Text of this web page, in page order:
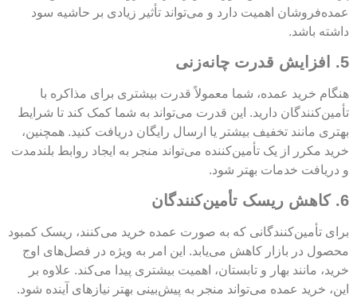
عمده‌فروشان اهمیت دارد و می‌تواند تأثیر زیادی بر حاشیه سود
داشته باشد.
5. افزایش قدرت چانه‌زنی
هنگام خرید عمده، شما معمولاً قدرت بیشتری برای مذاکره با
تأمین‌کنندگان دارید. این قدرت می‌تواند به شما کمک کند تا شرایط
بهتری مانند تخفیف بیشتر یا ارسال رایگان دریافت کنید. همچنین،
خرید مکرر از یک تأمین‌کننده می‌تواند منجر به ایجاد روابط بلندمدت
و دریافت خدمات بهتر شود.
6. کاهش ریسک تأمین‌کنندگان
برای تأمین‌کنندگانی که به صورت عمده خرید می‌کنند، ریسک کمبود
محصول در بازار کاهش می‌یابد. این امر به ویژه در فصل‌های اوج
خرید، مانند بهار و تابستان، اهمیت بیشتری پیدا می‌کند. علاوه بر
این، خرید عمده می‌تواند منجر به پیش‌بینی بهتر نیازهای آینده شود.